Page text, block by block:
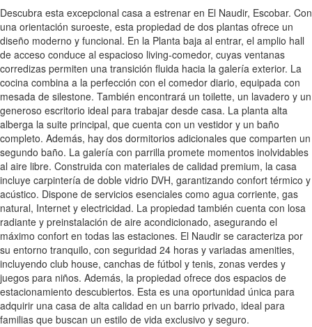
Descubra esta excepcional casa a estrenar en El Naudir, Escobar. Con
una orientación suroeste, esta propiedad de dos plantas ofrece un
diseño moderno y funcional. En la Planta baja al entrar, el amplio hall
de acceso conduce al espacioso living-comedor, cuyas ventanas
corredizas permiten una transición fluida hacia la galería exterior. La
cocina combina a la perfección con el comedor diario, equipada con
mesada de silestone. También encontrará un toilette, un lavadero y un
generoso escritorio ideal para trabajar desde casa. La planta alta
alberga la suite principal, que cuenta con un vestidor y un baño
completo. Además, hay dos dormitorios adicionales que comparten un
segundo baño. La galería con parrilla promete momentos inolvidables
al aire libre. Construida con materiales de calidad premium, la casa
incluye carpintería de doble vidrio DVH, garantizando confort térmico y
acústico. Dispone de servicios esenciales como agua corriente, gas
natural, Internet y electricidad. La propiedad también cuenta con losa
radiante y preinstalación de aire acondicionado, asegurando el
máximo confort en todas las estaciones. El Naudir se caracteriza por
su entorno tranquilo, con seguridad 24 horas y variadas amenities,
incluyendo club house, canchas de fútbol y tenis, zonas verdes y
juegos para niños. Además, la propiedad ofrece dos espacios de
estacionamiento descubiertos. Esta es una oportunidad única para
adquirir una casa de alta calidad en un barrio privado, ideal para
familias que buscan un estilo de vida exclusivo y seguro.